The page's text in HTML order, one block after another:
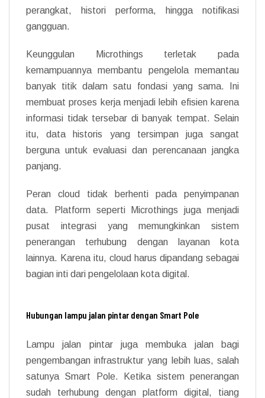
perangkat, histori performa, hingga notifikasi
gangguan.
Keunggulan Microthings terletak pada
kemampuannya membantu pengelola memantau
banyak titik dalam satu fondasi yang sama. Ini
membuat proses kerja menjadi lebih efisien karena
informasi tidak tersebar di banyak tempat. Selain
itu, data historis yang tersimpan juga sangat
berguna untuk evaluasi dan perencanaan jangka
panjang.
Peran cloud tidak berhenti pada penyimpanan
data. Platform seperti Microthings juga menjadi
pusat integrasi yang memungkinkan sistem
penerangan terhubung dengan layanan kota
lainnya. Karena itu, cloud harus dipandang sebagai
bagian inti dari pengelolaan kota digital.
Hubungan lampu jalan pintar dengan Smart Pole
Lampu jalan pintar juga membuka jalan bagi
pengembangan infrastruktur yang lebih luas, salah
satunya Smart Pole. Ketika sistem penerangan
sudah terhubung dengan platform digital, tiang